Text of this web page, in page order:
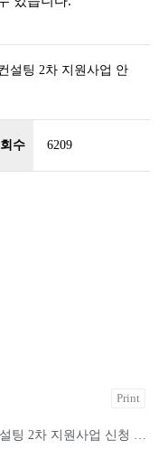
설팅 2차 지원사업 안
수 6209
Print
[공고] 2022년 클라우드 도입 기초 컨설팅 2차 지원사업 신청 안내